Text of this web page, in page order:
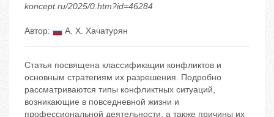
koncept.ru/2025/0.htm?id=46284
Автор: А. Х. Хачатурян
Статья посвящена классификации конфликтов и
основным стратегиям их разрешения. Подробно
рассматриваются типы конфликтных ситуаций,
возникающие в повседневной жизни и
профессиональной деятельности, а также причины их